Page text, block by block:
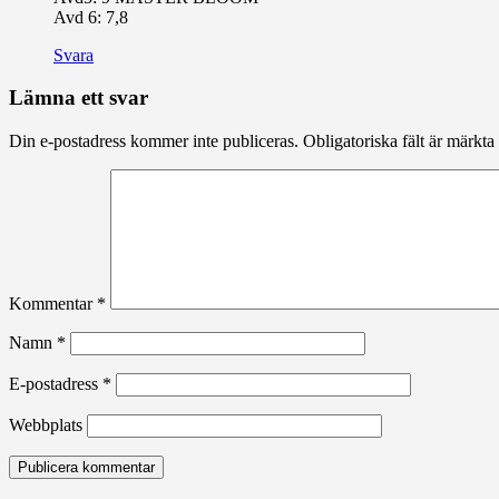
Avd 6: 7,8
Svara
Lämna ett svar
Din e-postadress kommer inte publiceras. Obligatoriska fält är märkta
Kommentar *
Namn *
E-postadress *
Webbplats